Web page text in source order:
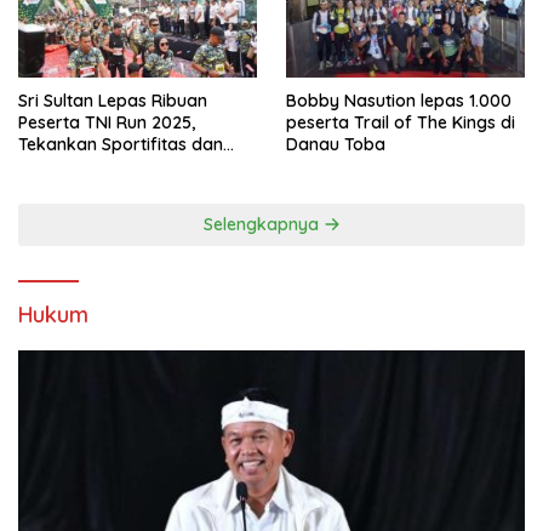
Sri Sultan Lepas Ribuan
Peserta TNI Run 2025,
Tekankan Sportifitas dan
Bobby Nasution lepas 1.000
peserta Trail of The Kings di
Danau Toba
Selengkapnya
Hukum